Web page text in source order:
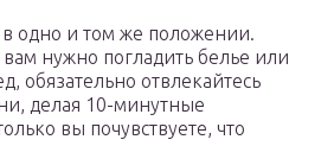
в одно и том же положении.
нужно погладить белье или
обязательно отвлекайтесь
делая 10-минутные
вы почувствуете, что